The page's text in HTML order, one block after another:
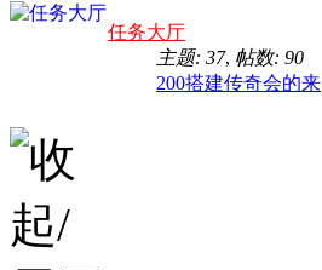
任务大厅
主题: 37, 帖数: 90
200搭建传奇会的来